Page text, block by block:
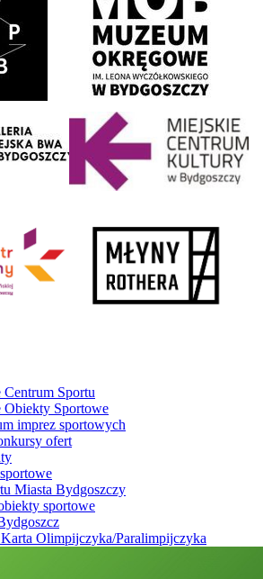
Sportu
Obiekty Sportowe
imprez sportowych
ofert
Miasta Bydgoszczy
sportowe
Olimpijczyka/Paralimpijczyka